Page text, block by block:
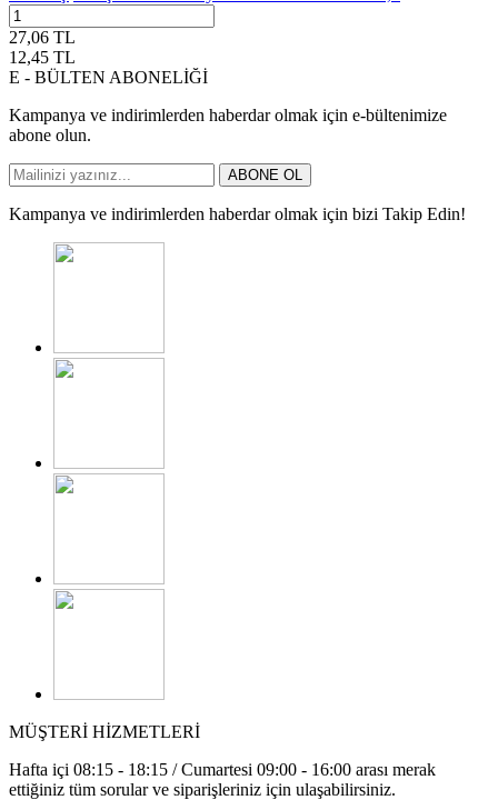
27,06 TL
12,45 TL
E - BÜLTEN ABONELİĞİ
Kampanya ve indirimlerden haberdar olmak için e-bültenimize
abone olun.
ABONE OL
Kampanya ve indirimlerden haberdar olmak için bizi Takip Edin!
MÜŞTERİ HİZMETLERİ
Hafta içi 08:15 - 18:15 / Cumartesi 09:00 - 16:00 arası merak
ettiğiniz tüm sorular ve siparişleriniz için ulaşabilirsiniz.